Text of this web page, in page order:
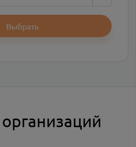
Выбрать